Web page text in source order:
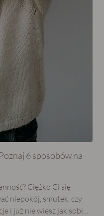
6 sposobów na
Ciężko Ci się
niepokój, smutek, czy
i już nie wiesz jak sobie z